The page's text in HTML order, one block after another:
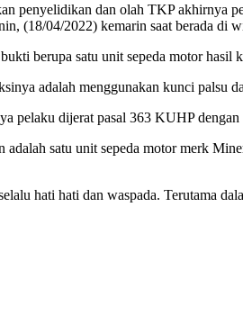
penyelidikan dan olah TKP akhirnya
(18/04/2022) kemarin saat berada di
berupa satu unit sepeda motor hasil
adalah menggunakan kunci palsu
pelaku dijerat pasal 363 KUHP
satu unit sepeda motor merk
hati hati dan waspada. Terutama